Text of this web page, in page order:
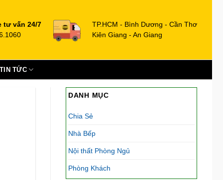
tư vấn 24/7
TP.HCM - Bình Dương - Cần Thơ
Kiên Giang - An Giang
TIN TỨC
DANH MỤC
Chia Sẻ
Nhà Bếp
Nội thất Phòng Ngủ
Phòng Khách